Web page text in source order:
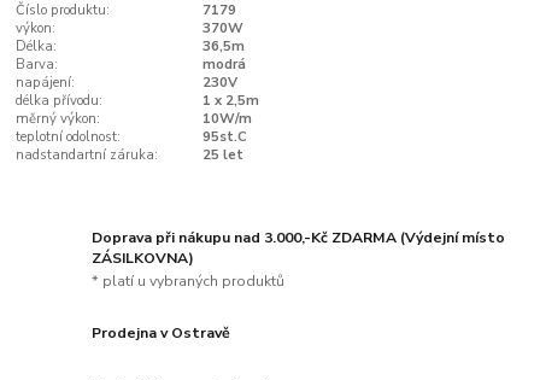
Číslo produktu:
7179
výkon:
370W
Délka:
36,5m
Barva:
modrá
napájení:
230V
délka přívodu:
1 x 2,5m
měrný výkon:
10W/m
teplotní odolnost:
95st.C
nadstandartní záruka:
25 let
Doprava při nákupu nad 3.000,-Kč ZDARMA (Výdejní místo
ZÁSILKOVNA)
* platí u vybraných produktů
Prodejna v Ostravě